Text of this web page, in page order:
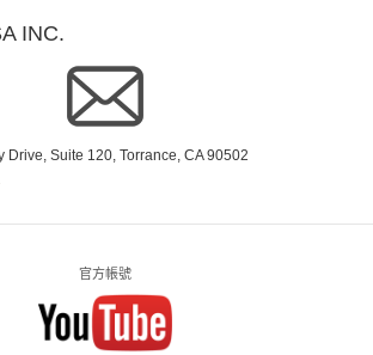
INC.
Drive, Suite 120, Torrance, CA 90502
官方帳號